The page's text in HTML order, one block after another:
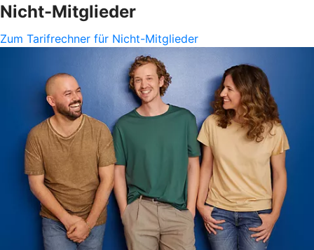
Nicht-Mitglieder
Zum Tarifrechner für Nicht-Mitglieder